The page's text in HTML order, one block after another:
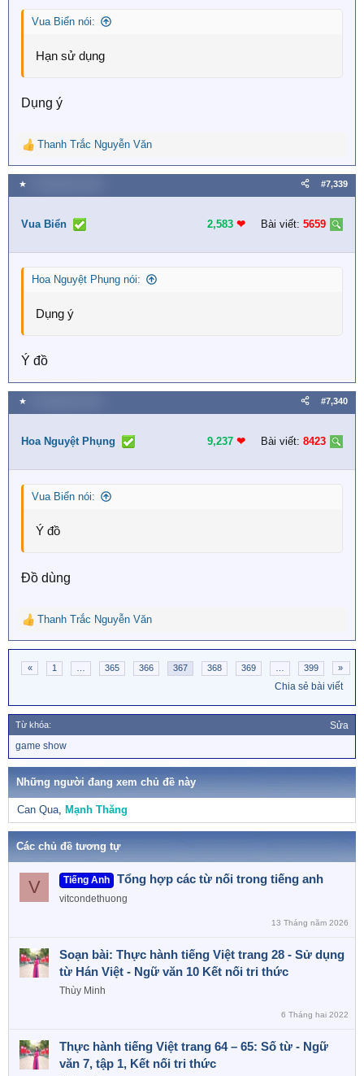
Vua Biển nói:
Hạn sử dụng
Dụng ý
R
e
a
c
i
n
s
Thanh Trắc Nguyễn Văn
★ #7,339
Vua Biển 2,583 ❤︎ Bài viết: 5659
Hoa Nguyệt Phụng nói:
Dụng ý
Ý đồ
★ #7,340
Hoa Nguyệt Phụng 9,237 ❤︎ Bài viết: 8423
Vua Biển nói:
Ý đồ
Đồ dùng
R
e
o
n
s
:
Thanh Trắc Nguyễn Văn
« 1 365 366 367 368 369 399 »
Chia sẻ bài viết
Từ khóa: Sửa
ừ
k
game show
Những người đang xem chủ đề này
Can Qua Mạnh Thăng
Các chủ đề tương tự
V Tiếng Anh Tổng hợp các từ nối trong tiếng anh
vitcondethuong
13 Tháng năm 2026
Soạn bài: Thực hành tiếng Việt trang 28 - Sử dụng
từ Hán Việt - Ngữ văn 10 Kết nối tri thức
Thùy Minh
6 Tháng hai 2022
Thực hành tiếng Việt trang 64 – 65: Số từ - Ngữ
văn 7, tập 1, Kết nối tri thức